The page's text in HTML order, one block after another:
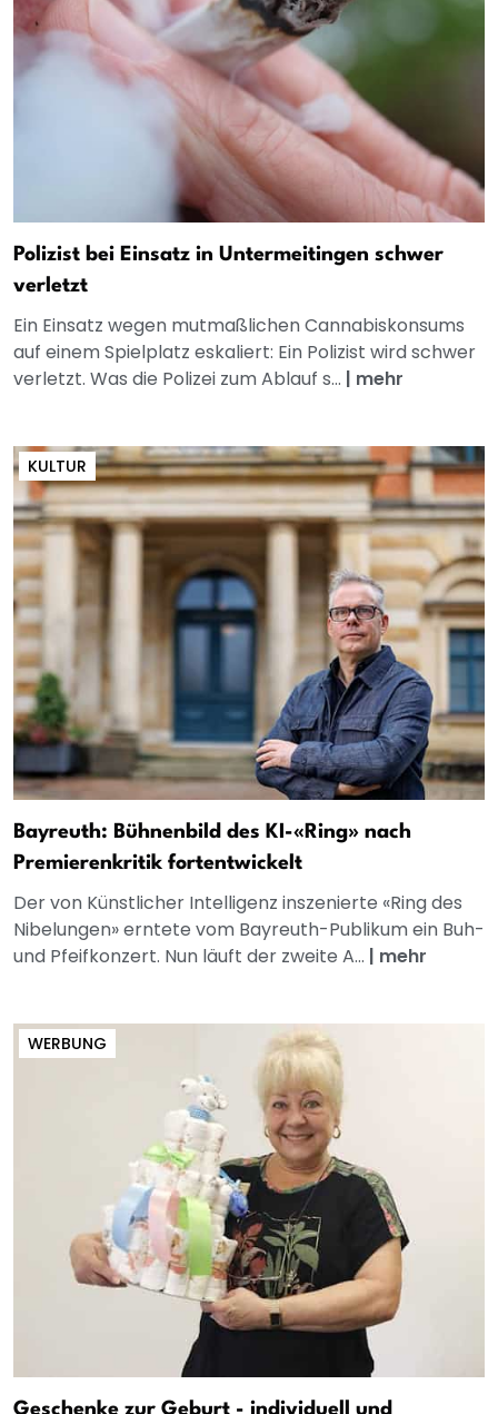
Polizist bei Einsatz in Untermeitingen schwer
verletzt
Ein Einsatz wegen mutmaßlichen Cannabiskonsums
auf einem Spielplatz eskaliert: Ein Polizist wird schwer
verletzt. Was die Polizei zum Ablauf s... | mehr
KULTUR
Bayreuth: Bühnenbild des KI-«Ring» nach
Premierenkritik fortentwickelt
Der von Künstlicher Intelligenz inszenierte «Ring des
Nibelungen» erntete vom Bayreuth-Publikum ein Buh-
und Pfeifkonzert. Nun läuft der zweite A... | mehr
WERBUNG
Geschenke zur Geburt - individuell und